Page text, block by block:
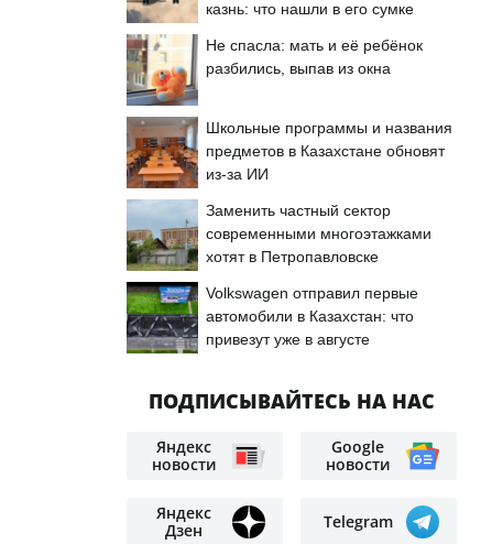
казнь: что нашли в его сумке
Не спасла: мать и её ребёнок
разбились, выпав из окна
Школьные программы и названия
предметов в Казахстане обновят
из-за ИИ
Заменить частный сектор
современными многоэтажками
хотят в Петропавловске
Volkswagen отправил первые
автомобили в Казахстан: что
привезут уже в августе
ПОДПИСЫВАЙТЕСЬ НА НАС
Яндекс
новости
Google
новости
Яндекс
Дзен
Telegram